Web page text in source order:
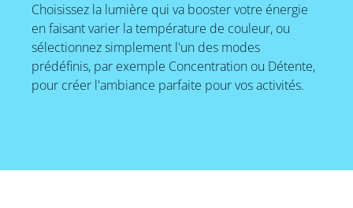
Choisissez la lumière qui va booster votre énergie
en faisant varier la température de couleur, ou
sélectionnez simplement l'un des modes
prédéfinis, par exemple Concentration ou Détente,
pour créer l'ambiance parfaite pour vos activités.